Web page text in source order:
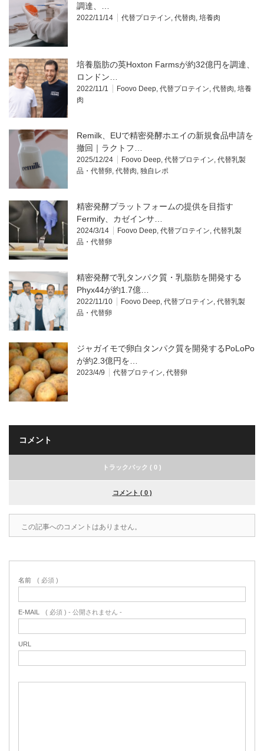
調達、…
2022/11/14 代替プロテイン, 代替肉, 培養肉
培養脂肪の英Hoxton Farmsが約32億円を調達、
ロンドン…
2022/11/1 Foovo Deep, 代替プロテイン, 代替肉, 培養
肉
Remilk、EUで精密発酵ホエイの新規食品申請を
撤回｜ラクトフ…
2025/12/24 Foovo Deep, 代替プロテイン, 代替乳製
品・代替卵, 代替肉, 独自レポ
精密発酵プラットフォームの提供を目指す
Fermify、カゼインサ…
2024/3/14 Foovo Deep, 代替プロテイン, 代替乳製
品・代替卵
精密発酵で乳タンパク質・乳脂肪を開発する
Phyx44が約1.7億…
2022/11/10 Foovo Deep, 代替プロテイン, 代替乳製
品・代替卵
ジャガイモで卵白タンパク質を開発するPoLoPo
が約2.3億円を…
2023/4/9 代替プロテイン, 代替卵
コメント
トラックバック ( 0 )
コメント ( 0 )
この記事へのコメントはありません。
名前 ( 必須 )
E-MAIL ( 必須 ) - 公開されません -
URL